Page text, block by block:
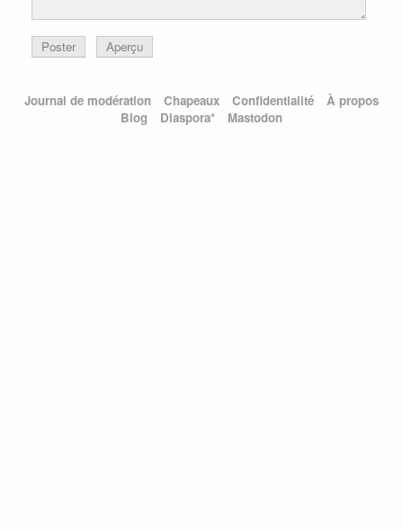
Poster Aperçu
Journal de modération Chapeaux Confidentialité
À propos
Blog
Diaspora* Mastodon